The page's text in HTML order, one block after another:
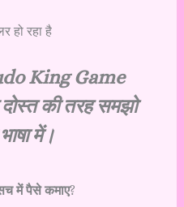
हो रहा है
King Game
की तरह समझो
में।
में पैसे कमाए?